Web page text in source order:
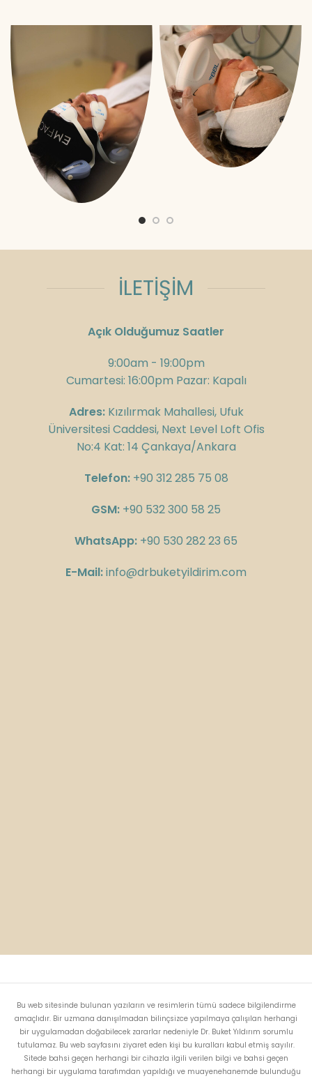
İLETİŞİM
Açık Olduğumuz Saatler
9:00am - 19:00pm
Cumartesi: 16:00pm Pazar: Kapalı
Adres:Kızılırmak Mahallesi, Ufuk
Üniversitesi Caddesi, Next Level Loft Ofis
No:4 Kat: 14 Çankaya/Ankara
Telefon: +90 312 285 75 08
GSM: +90 532 300 58 25
WhatsApp: +90 530 282 23 65
E-Mail:info@drbuketyildirim.com
Bu web sitesinde bulunan yazıların ve resimlerin tümü sadece bilgilendirme
amaçlıdır. Bir uzmana danışılmadan bilinçsizce yapılmaya çalışılan herhangi
bir uygulamadan doğabilecek zararlar nedeniyle Dr. Buket Yıldırım sorumlu
tutulamaz. Bu web sayfasını ziyaret eden kişi bu kuralları kabul etmiş sayılır.
Sitede bahsi geçen herhangi bir cihazla ilgili verilen bilgi ve bahsi geçen
herhangi bir uygulama tarafımdan yapıldığı ve muayenehanemde bulunduğu